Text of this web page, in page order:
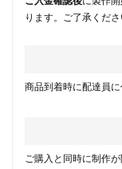
ります。ご了承くださ
商品到着時に配達員
ご購入と同時に制作が